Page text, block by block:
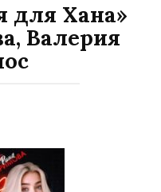
для Хана»
Валерия